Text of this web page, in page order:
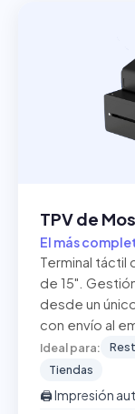
TPV de
El más
Terminal táctil
de 15".
desde un
con envío al
Ideal para:
Tiendas
🖨️ Impresión